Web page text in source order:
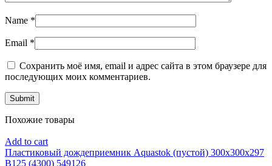
Name *
Email *
Сохранить моё имя, email и адрес сайта в этом браузере для
последующих моих комментариев.
Похожие товары
Add to cart
Пластиковый дождеприемник Aquastok (пустой) 300x300x297
B125 (4300) 549126